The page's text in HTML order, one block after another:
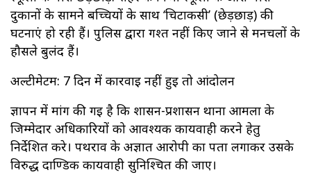
दुकानों के सामने बच्चियों के साथ ‘चिटाकसी’ (छेड़छाड़) की
घटनाएं हो रही हैं। पुलिस द्वारा गश्त नहीं किए जाने से मनचलों के
हौसले बुलंद हैं।
अल्टीमेटम: 7 दिन में कार्रवाई नहीं हुई तो आंदोलन
ज्ञापन में मांग की गई है कि शासन-प्रशासन थाना आमला के
जिम्मेदार अधिकारियों को आवश्यक कार्यवाही करने हेतु
निर्देशित करे। पथराव के अज्ञात आरोपी का पता लगाकर उसके
विरुद्ध दाण्डिक कार्यवाही सुनिश्चित की जाए।